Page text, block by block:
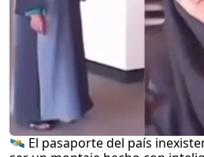
🛰️ El pasaporte del país